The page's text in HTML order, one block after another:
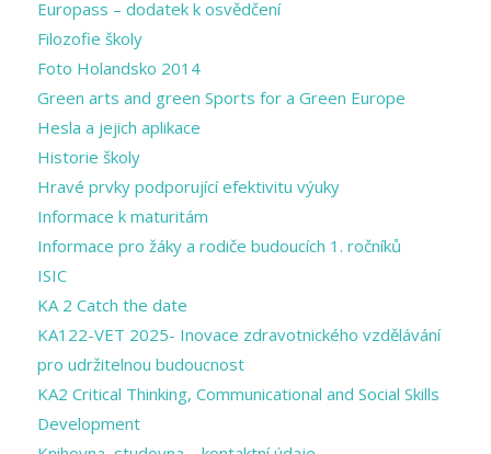
Europass – dodatek k osvědčení
Filozofie školy
Foto Holandsko 2014
Green arts and ​green Sports for a ​Green Europe
Hesla a jejich aplikace
Historie školy
Hravé prvky podporující efektivitu výuky
Informace k maturitám
Informace pro žáky a rodiče budoucích 1. ročníků
ISIC
KA 2 Catch the date
KA122-VET 2025- Inovace zdravotnického vzdělávání
pro udržitelnou budoucnost
KA2 Critical Thinking, Communicational and Social Skills
Development